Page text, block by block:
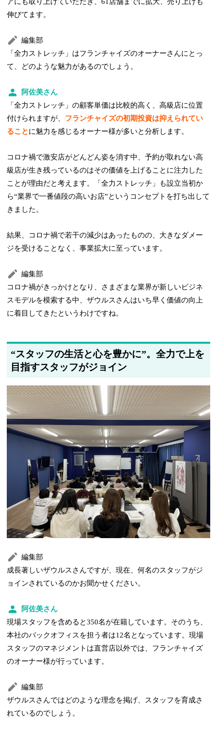
伸びてます。
編集部
「全力ストレッチ」はフランチャイズのオーナーさんにとっ
て、どのような魅力があるのでしょう。
阿佐美さん
「全力ストレッチ」の顧客単価は比較的高く、高級店に位置
付けられますが、 フランチャイズの初期投資は抑えられてい
ることに魅力を感じるオーナー様が多いと分析します。
コロナ禍で激安店がどんどん姿を消す中、予約が取れない高
級店が生き残っているのはその価値を上げることに注力した
ことが理由だと考えます。「全力ストレッチ」も設立当初か
ら“業界で一番値段の高いお店”というコンセプトを打ち出して
きました。
結果、コロナ禍で若干の減少はあったものの、大きなダメー
ジを受けることなく、事業拡大に至っています。
編集部
コロナ禍がきっかけとなり、さまざまな業界が新しいビジネ
スモデルを模索する中、ザウルスさんはいち早く価値の向上
に着目してきたというわけですね。
“スタッフの生活と心を豊かに”。全力で上を
目指すスタッフがジョイン
編集部
成長著しいザウルスさんですが、現在、何名のスタッフがジ
ョインされているのかお聞かせください。
阿佐美さん
現場スタッフを含めると350名が在籍しています。そのうち、
本社のバックオフィスを担う者は12名となっています。現場
スタッフのマネジメントは直営店以外では、フランチャイズ
のオーナー様が行っています。
編集部
ザウルスさんではどのような理念を掲げ、スタッフを育成さ
れているのでしょう。